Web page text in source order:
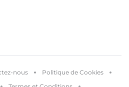
nous
Politique de Cookies